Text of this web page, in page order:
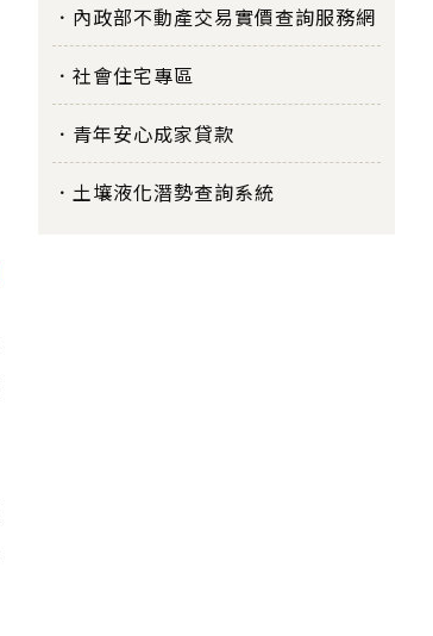
內政部不動產交易實價查詢服務網
社會住宅專區
青年安心成家貸款
土壤液化潛勢查詢系統